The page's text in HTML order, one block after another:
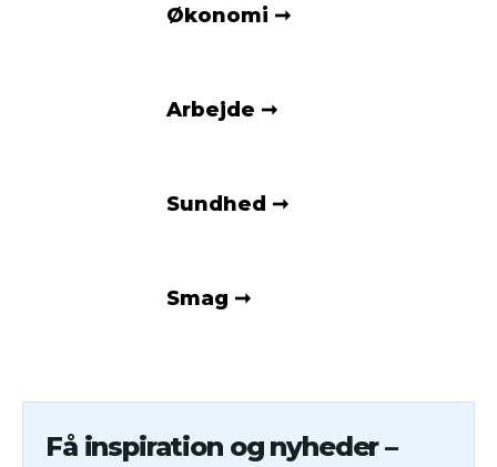
Økonomi
Arbejde
Sundhed
Smag
Få inspiration og nyheder –